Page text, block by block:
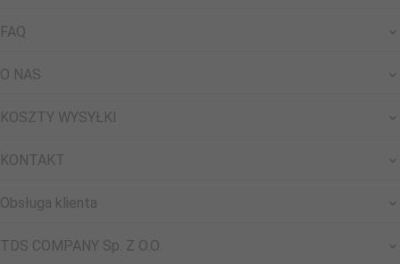
FAQ
O NAS
KOSZTY WYSYŁKI
KONTAKT
Obsługa klienta
TDS COMPANY Sp. Z O.O.